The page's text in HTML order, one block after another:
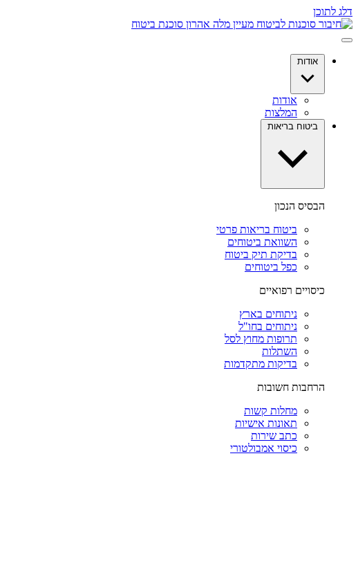
דלג לתוכן
אודות
אודות
המלצות
ביטוח בריאות
הבסיס הנכון
ביטוח בריאות פרטי
השוואת ביטוחים
בדיקת תיק ביטוח
כפל ביטוחים
כיסויים רפואיים
ניתוחים בארץ
ניתוחים בחו"ל
תרופות מחוץ לסל
השתלות
בדיקות מתקדמות
הרחבות חשובות
מחלות קשות
תאונות אישיות
כתב שירות
כיסוי אמבולטורי